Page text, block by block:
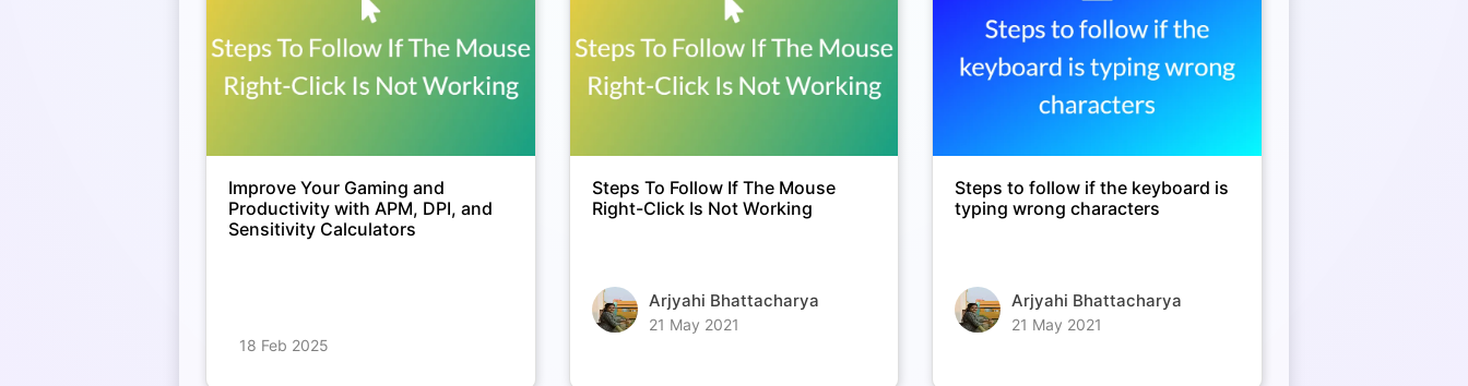
Improve Your Gaming and
Productivity with APM, DPI, and
Sensitivity Calculators
18 Feb 2025
Steps To Follow If The Mouse
Right-Click Is Not Working
Arjyahi Bhattacharya
21 May 2021
Steps to follow if the keyboard is
typing wrong characters
Arjyahi Bhattacharya
21 May 2021